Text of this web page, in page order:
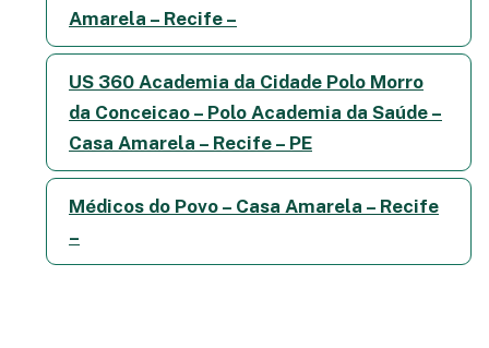
Amarela – Recife –
US 360 Academia da Cidade Polo Morro
da Conceicao – Polo Academia da Saúde –
Casa Amarela – Recife – PE
Médicos do Povo – Casa Amarela – Recife
–